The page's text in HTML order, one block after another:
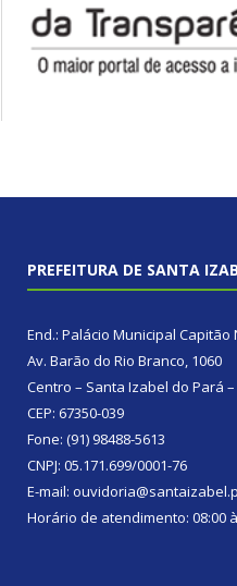
PREFEITURA DE SANTA
End.: Palácio Municipal Capitão
Av. Barão do Rio Branco, 1060
Centro – Santa Izabel do Pará –
CEP: 67350-039
Fone: (91) 98488-5613
CNPJ: 05.171.699/0001-76
E-mail:
Horário de atendimento: 08:00